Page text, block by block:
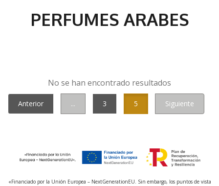
PERFUMES ARABES
No se han encontrado resultados
Anterior ... 3 5 Siguiente
«Financiado por la Unión Europea – NextGenerationEU. Sin embargo, los puntos de vista